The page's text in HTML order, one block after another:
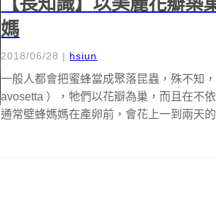
媽
2018/06/28 | hsiun
一般人都會把蜜蜂當成聚落昆蟲，殊不知
avosetta ），牠們以花瓣為巢，而且在不
通常壁蜂媽媽在產卵前，會花上一到兩天